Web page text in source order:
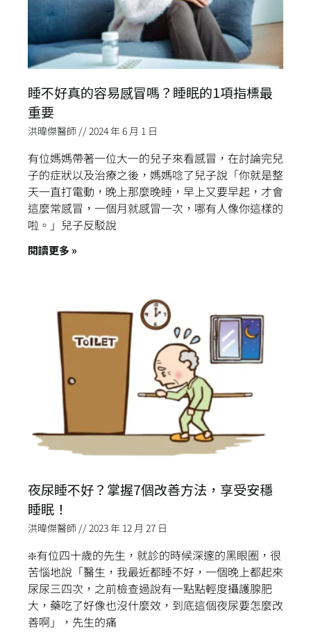
睡不好真的容易感冒嗎？睡眠的1項指標最
重要
洪暐傑醫師 2024 年 6 月 1 日
有位媽媽帶著一位大一的兒子來看感冒，在討論完兒
子的症狀以及治療之後，媽媽唸了兒子說「你就是整
天一直打電動，晚上那麼晚睡，早上又要早起，才會
這麼常感冒，一個月就感冒一次，哪有人像你這樣的
啦。」兒子反駁說
閱讀更多 »
夜尿睡不好？掌握7個改善方法，享受安穩
睡眠！
洪暐傑醫師 2023 年 12 月 27 日
❇️有位四十歲的先生，就診的時候深邃的黑眼圈，很
苦惱地說「醫生，我最近都睡不好，一個晚上都起來
尿尿三四次，之前檢查過說有一點點輕度攝護腺肥
大，藥吃了好像也沒什麼效，到底這個夜尿要怎麼改
善啊」，先生的痛